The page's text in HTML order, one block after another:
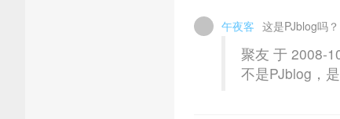
午夜客 这是PJblog吗？
聚友 于 2008-
不是PJblog，